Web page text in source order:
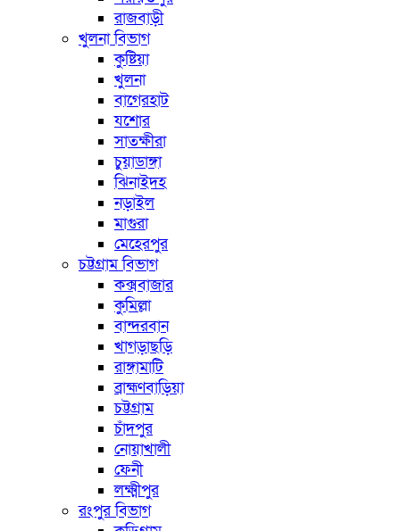
রাজবাড়ী
খুলনা বিভাগ
কুষ্টিয়া
খুলনা
বাগেরহাট
যশোর
সাতক্ষীরা
চুয়াডাঙ্গা
ঝিনাইদহ
নড়াইল
মাগুরা
মেহেরপুর
চট্টগ্রাম বিভাগ
কক্সবাজার
কুমিল্লা
বান্দরবান
খাগড়াছড়ি
রাঙ্গামাটি
ব্রাহ্মণবাড়িয়া
চট্টগ্রাম
চাঁদপুর
নোয়াখালী
ফেনী
লক্ষ্মীপুর
রংপুর বিভাগ